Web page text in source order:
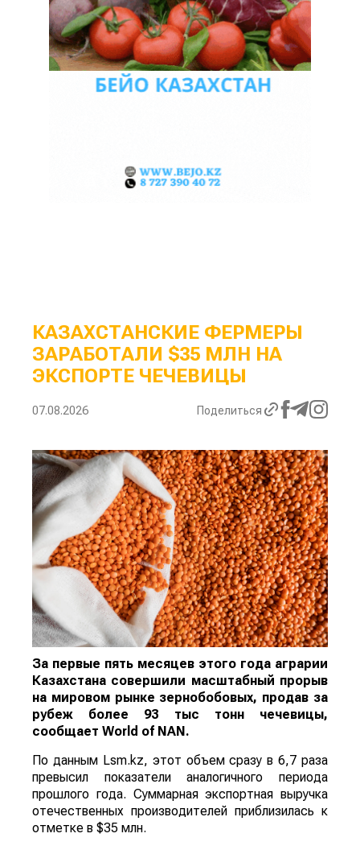
КАЗАХСТАНСКИЕ ФЕРМЕРЫ
ЗАРАБОТАЛИ $35 МЛН НА
ЭКСПОРТЕ ЧЕЧЕВИЦЫ
07.08.2026 Поделиться
За первые пять месяцев этого года аграрии
Казахстана совершили масштабный прорыв
на мировом рынке зернобобовых, продав за
рубеж более 93 тыс тонн чечевицы,
сообщает World of NAN .
По данным Lsm.kz, этот объем сразу в 6,7 раза
превысил показатели аналогичного периода
прошлого года. Суммарная экспортная выручка
отечественных производителей приблизилась к
отметке в $35 млн.